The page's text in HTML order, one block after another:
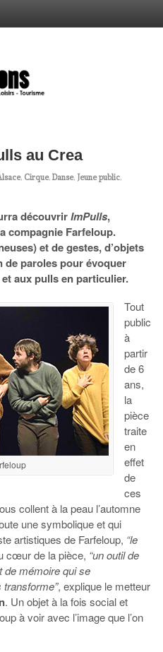
au Crea
, Cirque, Danse, Jeune public,
découvrirImPulls,
compagnie Farfeloup.
et de gestes, d’objets
de paroles pour évoquer
aux pulls en particulier.
Tout
public
à
partir
de 6
ans,
la
pièce
traite
en
effet
de
ces
collent à la peau l’automne
une symbolique et qui
artistiques de Farfeloup, “le
cœur de la pièce, “un outil de
de mémoire qui se
, explique le metteur
. Un objet à la fois social et
à voir avec l’image que l’on